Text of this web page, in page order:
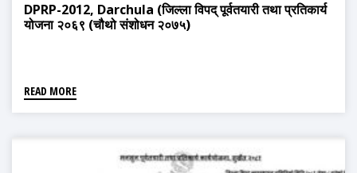
DPRP-2012, Darchula (जिल्ला विपद् पूर्वतयारी तथा प्रतिकार्य
योजना २०६९ (चौथो संशोधन २०७५)
READ MORE